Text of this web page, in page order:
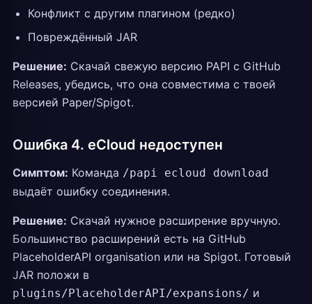
Конфликт с другим плагином (редко)
Повреждённый JAR
Решение: Скачай свежую версию PAPI с GitHub
Releases, убедись, что она совместима с твоей
версией Paper/Spigot.
Ошибка 4. eCloud недоступен
Симптом: Команда /papi ecloud download
выдаёт ошибку соединения.
Решение: Скачай нужное расширение вручную.
Большинство расширений есть на GitHub
PlaceholderAPI organisation или на Spigot. Готовый
JAR положи в
plugins/PlaceholderAPI/expansions/ и